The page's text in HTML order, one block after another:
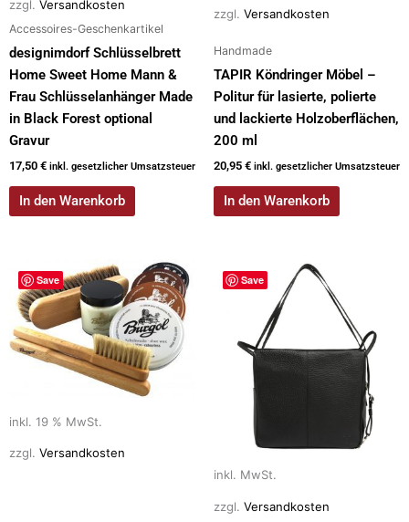
zzgl. Versandkosten
Accessoires-Geschenkartikel
designimdorf Schlüsselbrett
Home Sweet Home Mann &
Frau Schlüsselanhänger Made
in Black Forest optional
Gravur
17,50 € inkl. gesetzlicher Umsatzsteuer
In den Warenkorb
zzgl. Versandkosten
Handmade
TAPIR Köndringer Möbel –
Politur für lasierte, polierte
und lackierte Holzoberflächen,
200 ml
20,95 € inkl. gesetzlicher Umsatzsteuer
In den Warenkorb
Save
inkl. 19 % MwSt.
zzgl. Versandkosten
Save
inkl. MwSt.
zzgl. Versandkosten
Dieses
Produkt
mehrere
Varianten
können
auf
Produktseite